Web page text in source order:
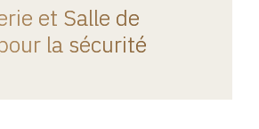
et Salle de
la sécurité